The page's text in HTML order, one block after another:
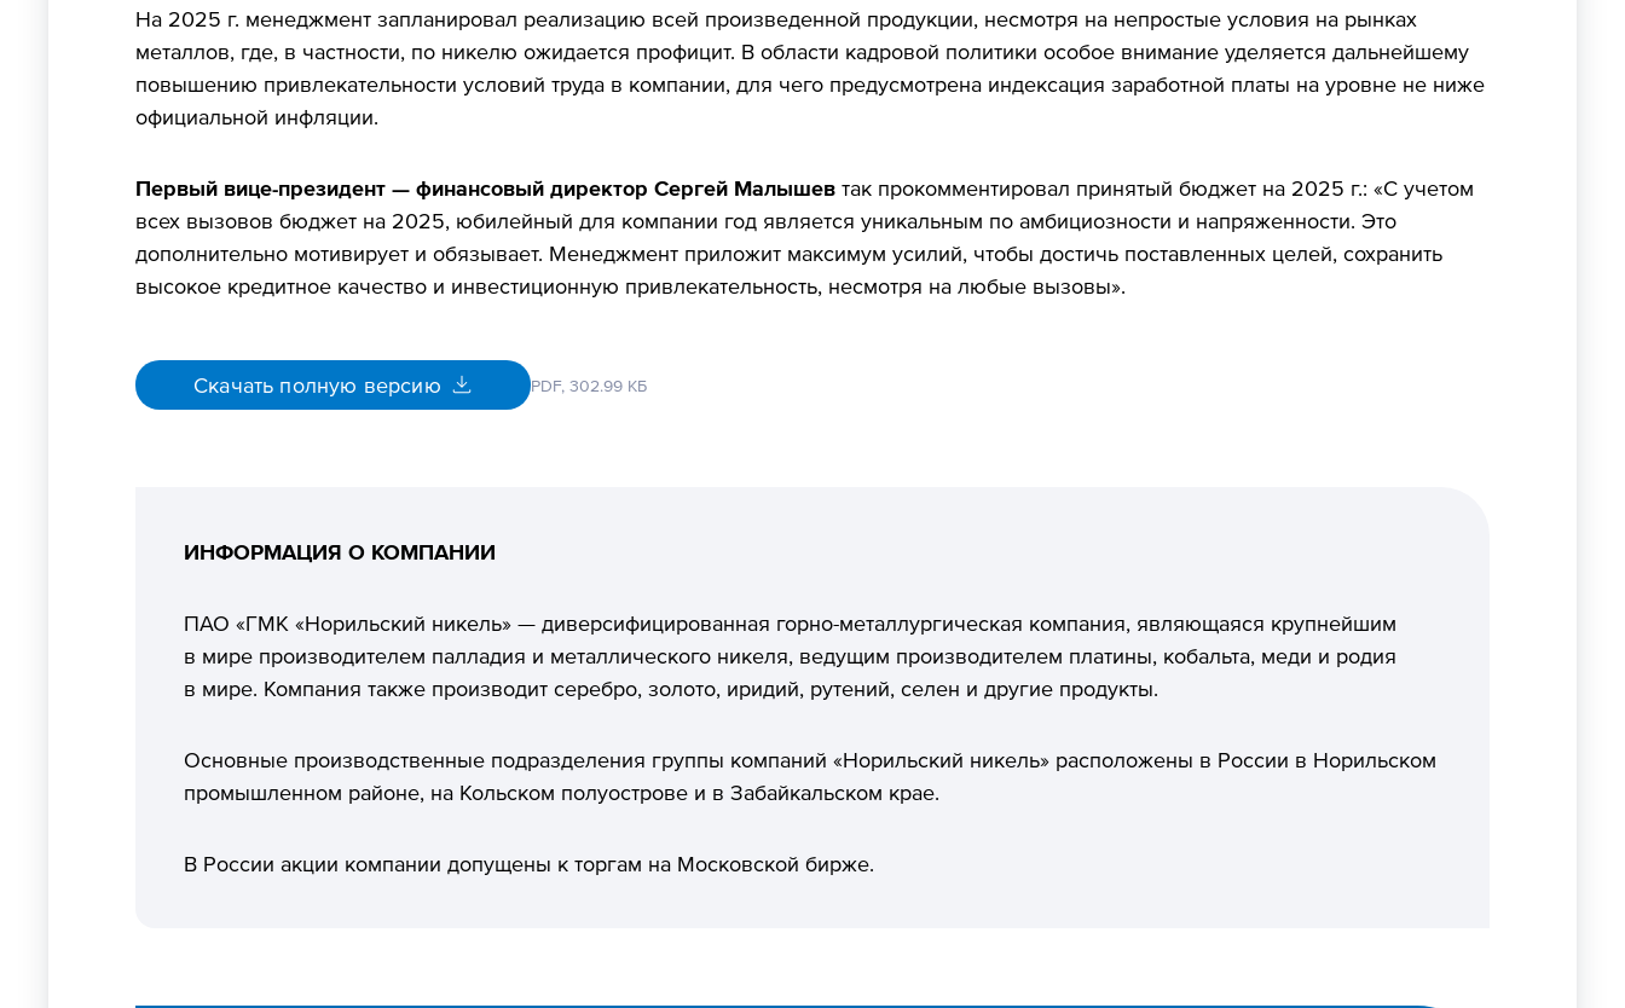
На 2025 г. менеджмент запланировал реализацию всей произведенной продукции, несмотря на непростые условия на рынках
металлов, где, в частности, по никелю ожидается профицит. В области кадровой политики особое внимание уделяется дальнейшему
повышению привлекательности условий труда в компании, для чего предусмотрена индексация заработной платы на уровне не ниже
официальной инфляции.
Первый вице-президент — финансовый директор Сергей Малышевтак прокомментировал принятый бюджет на 2025 г.: «С учетом
всех вызовов бюджет на 2025, юбилейный для компании год является уникальным по амбициозности и напряженности. Это
дополнительно мотивирует и обязывает. Менеджмент приложит максимум усилий, чтобы достичь поставленных целей, сохранить
высокое кредитное качество и инвестиционную привлекательность, несмотря на любые вызовы».
Скачать полную версию PDF, 302.99 КБ
ИНФОРМАЦИЯ О КОМПАНИИ
ПАО «ГМК «Норильский никель» — диверсифицированная горно-металлургическая компания, являющаяся крупнейшим
в мире производителем палладия и металлического никеля, ведущим производителем платины, кобальта, меди и родия
в мире. Компания также производит серебро, золото, иридий, рутений, селен и другие продукты.
Основные производственные подразделения группы компаний «Норильский никель» расположены в России в Норильском
промышленном районе, на Кольском полуострове и в Забайкальском крае.
В России акции компании допущены к торгам на Московской бирже.